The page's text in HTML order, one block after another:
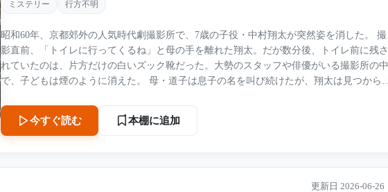
ミステリー 行方不明
昭和60年、京都郊外の人気時代劇撮影所で、7歳の子役・中村翔太が突然姿を消した。 撮
影直前、「トイレに行ってくるね」と母の手を離れた翔太。だが数分後、トイレ前に残さ
れていたのは、片方だけの白いズック靴だった。大勢のスタッフや俳優がいる撮影所の中
で、子どもは煙のように消えた。 母・道子は息子の名を叫び続けたが、翔太は見つからな
い監督”として称賛された。 しかし、撮影所の片隅では、いくつもの小さな違和感が残され
ていた。 倉庫の方へ向かう黒木監督の姿。子どもの泣き声を聞いた新人照明係。夜中に土
のついた作業着とスコップを隠す監督を見た警備員。 けれど証言は消され、関係者は口を
今すぐ読む 本棚に追加
更新日 2026-06-26